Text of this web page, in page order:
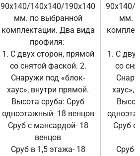
90х140/140х140/190х140
мм. по выбранной
комплектации. Два вида
профиля:
1. С двух сторон, прямой
со снятой фаской. 2.
Снаружи под «блок-
хаус», внутри прямой.
Высота сруба: Сруб
одноэтажный- 18 венцов
Сруб с мансардой- 18
венцов
Сруб в 1,5 этажа- 18
90х140/
мм.
1. С
со
хаус»,
Сруб с
Сруб